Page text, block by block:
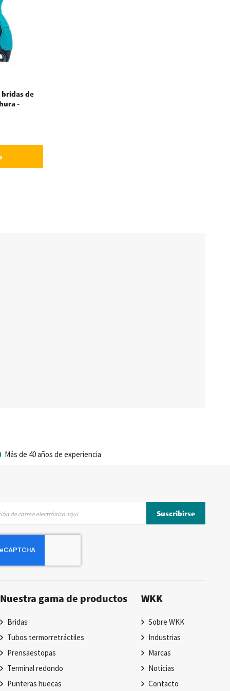
bridas de
-
Más de 40 años de experiencia
Suscribirse
Nuestra gama de productos
Bridas
Tubos termorretráctiles
Prensaestopas
Terminal redondo
Punteras huecas
WKK
Sobre WKK
Industrias
Marcas
Noticias
Contacto